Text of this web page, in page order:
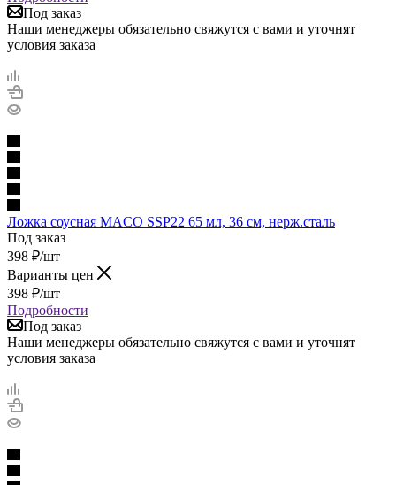
Под заказ
Наши менеджеры обязательно свяжутся с вами и уточнят
условия заказа
Ложка соусная MACO SSP22 65 мл, 36 см, нерж.сталь
Под заказ
398 ₽/шт
Варианты цен
398 ₽/шт
Подробности
Под заказ
Наши менеджеры обязательно свяжутся с вами и уточнят
условия заказа